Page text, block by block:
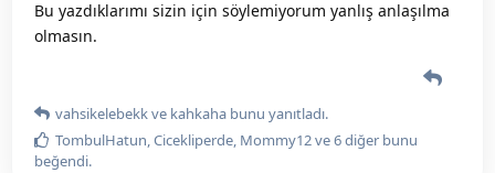
Bu yazdıklarımı sizin için söylemiyorum yanlış anlaşılma
olmasın.
vahsikelebekkve kahkaha bunu yanıtladı.
TombulHatun,Cicekliperde, Mommy12ve6diğer bunu
beğendi.